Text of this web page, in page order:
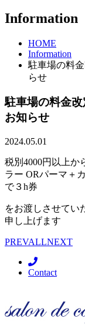
Information
HOME
Information
駐車場の料
らせ
駐車場の料金
お知らせ
2024.05.01
税別4000円以上か
ラー ORパーマ＋
で３h券
をお渡しさせてい
申し上げます
PREVALLNEXT
Contact